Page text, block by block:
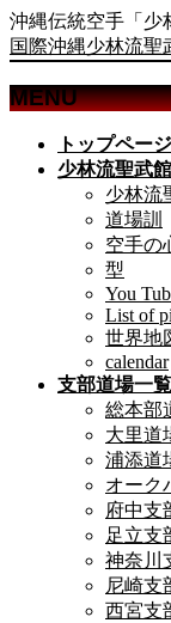
沖縄伝統空手「少
国際沖縄少林流聖
MENU
トップページ
少林流聖武館
少林流
道場訓
空手の
型
You
List of
世界地
calendar
支部道場一覧
総本部
大里道
浦添道
オーク
府中支
足立支
神奈川
尼崎支
西宮支